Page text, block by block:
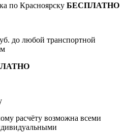
по Красноярску БЕСПЛАТНО
до любой транспортной
расчёту возможна всеми